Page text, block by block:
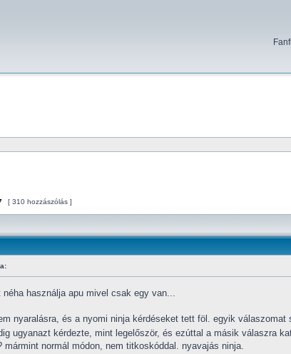
[ 310 hozzászólás ]
néha használja apu mivel csak egy van...
nyaralásra, és a nyomi ninja kérdéseket tett föl. egyik
ugyanazt kérdezte, mint legelőször, és ezúttal a másik válaszra
mármint normál módon, nem titkoskóddal. nyavajás ninja.